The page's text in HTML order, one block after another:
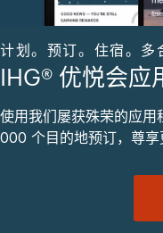
计划。预订。住宿。多
IHG® 优悦会应
使用我们屡获殊荣的应
000 个目的地预订，尊享